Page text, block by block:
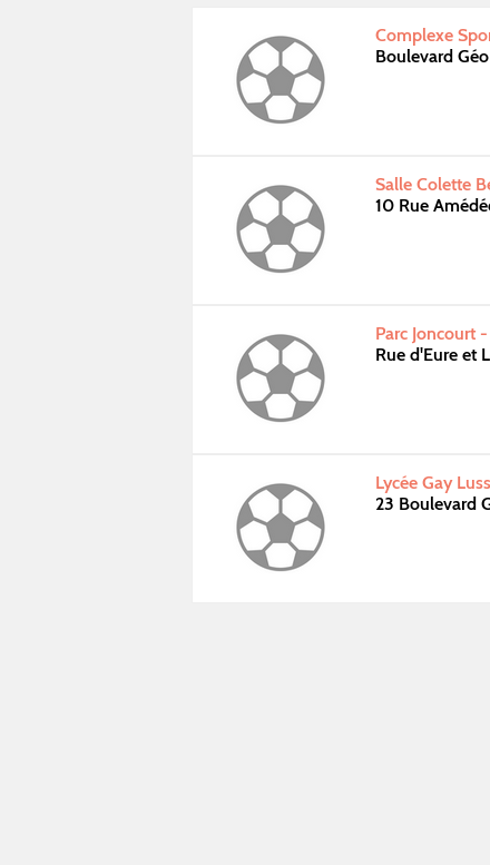
Complexe
Boulevard
Salle Colette
10 Rue
Parc Joncourt
Rue d'Eure et
Lycée Gay
23 Boulevard